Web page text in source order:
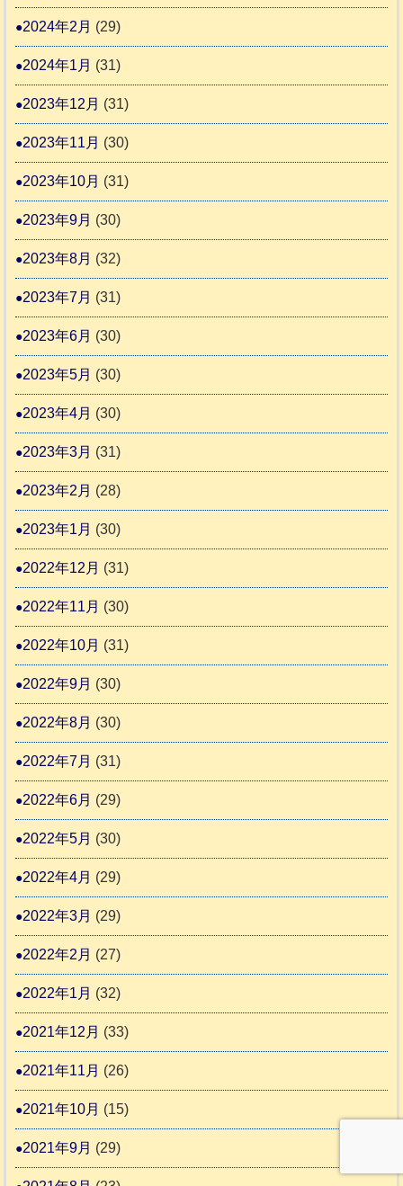
2024年2月 (29)
2024年1月 (31)
2023年12月 (31)
2023年11月 (30)
2023年10月 (31)
2023年9月 (30)
2023年8月 (32)
2023年7月 (31)
2023年6月 (30)
2023年5月 (30)
2023年4月 (30)
2023年3月 (31)
2023年2月 (28)
2023年1月 (30)
2022年12月 (31)
2022年11月 (30)
2022年10月 (31)
2022年9月 (30)
2022年8月 (30)
2022年7月 (31)
2022年6月 (29)
2022年5月 (30)
2022年4月 (29)
2022年3月 (29)
2022年2月 (27)
2022年1月 (32)
2021年12月 (33)
2021年11月 (26)
2021年10月 (15)
2021年9月 (29)